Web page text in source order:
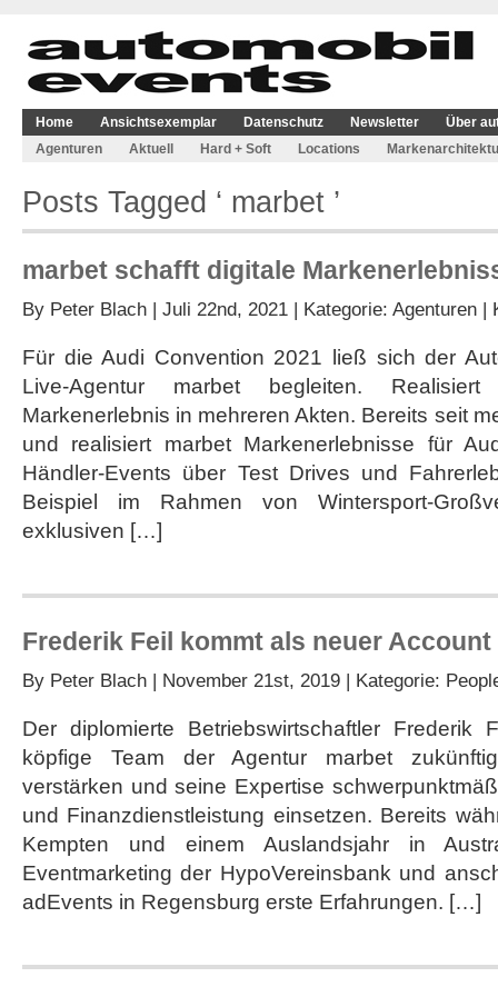
Home Ansichtsexemplar Datenschutz Newsletter
Über
Agenturen
Aktuell Hard + Soft Locations
Posts Tagged ‘ marbet ’
marbet schafft digitale
By Peter Blach | Juli 22nd, 2021 | Kategorie: Agenturen |
Für die Audi Convention 2021 ließ sich der
Live-Agentur marbet begleiten.
Markenerlebnis in mehreren Akten. Bereits seit
und realisiert marbet Markenerlebnisse für
Händler-Events über Test Drives und
Beispiel im Rahmen von Wintersport-
exklusiven […]
Frederik Feil kommt als neuer
By Peter Blach | November 21st, 2019 | Kategorie:
Der diplomierte Betriebswirtschaftler
köpfige Team der Agentur marbet
verstärken und seine Expertise
und Finanzdienstleistung einsetzen. Bereits
Kempten und einem Auslandsjahr in
Eventmarketing der HypoVereinsbank und
adEvents in Regensburg erste Erfahrungen. […]